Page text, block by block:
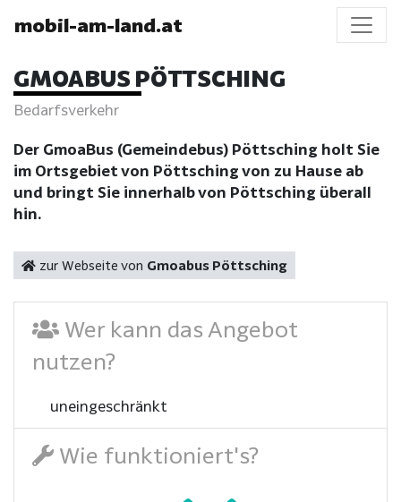
mobil-am-land.at
GMOABUS PÖTTSCHING
Bedarfsverkehr
Der GmoaBus (Gemeindebus) Pöttsching holt Sie
im Ortsgebiet von Pöttsching von zu Hause ab
und bringt Sie innerhalb von Pöttsching überall
hin.
zur Webseite von Gmoabus Pöttsching
Wer kann das Angebot
nutzen?
uneingeschränkt
Wie funktioniert's?